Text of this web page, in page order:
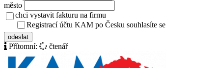
město
chci vystavit fakturu na firmu
Registrací účtu KAM po Česku souhlasíte se
odeslat
Přítomní: čtenář